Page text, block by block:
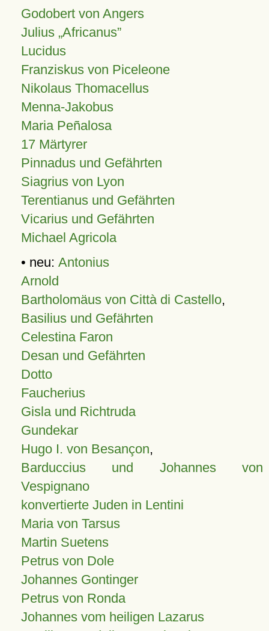
Godobert von Angers
Julius Africanus
Lucidus
Franziskus von Piceleone
Nikolaus Thomacellus
Menna-Jakobus
Maria Peñalosa
17 Märtyrer
Pinnadus und Gefährten
Siagrius von Lyon
Terentianus und Gefährten
Vicarius und Gefährten
Michael Agricola
• neu: Antonius
Arnold
Bartholomäus von Città di Castello,
Basilius und Gefährten
Celestina Faron
Desan und Gefährten
Dotto
Faucherius
Gisla und Richtruda
Gundekar
Hugo I. von Besançon,
Barduccius und Johannes von
Vespignano
konvertierte Juden in Lentini
Maria von Tarsus
Martin Suetens
Petrus von Dole
Johannes Gontinger
Petrus von Ronda
Johannes vom heiligen Lazarus